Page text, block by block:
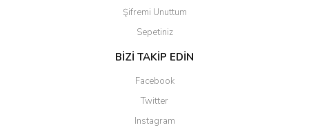
Şifremi Unuttum
Sepetiniz
BİZİ TAKİP EDİN
Facebook
Twitter
Instagram